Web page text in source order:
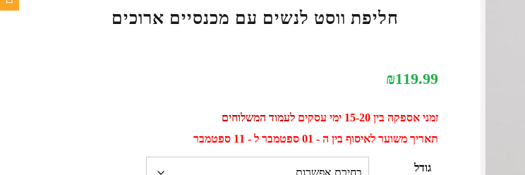
חליפת ווסט לנשים עם מכנסיים ארוכים
₪119.99
זמני אספקה בין 15-20 ימי עסקים
לעמוד המשלוחים
תאריך משוער לאיסוף בין ה - 01 ספטמבר ל - 11 ספטמבר
גודל